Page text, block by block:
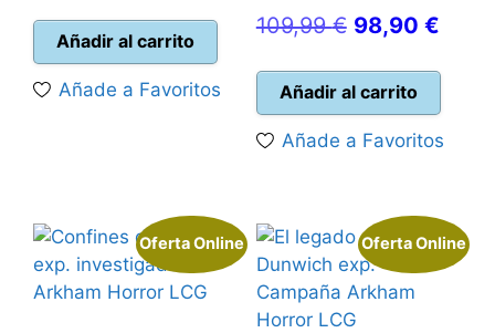
original
era:
19,95 €.
es:
10,00 €.
Añadir al carrito
Añade a Favoritos
109,99€ El
original
era:
109,99 €.
98,90 €El
es:
Añadir al carrito
Añade a Favoritos
Oferta Online Oferta Online